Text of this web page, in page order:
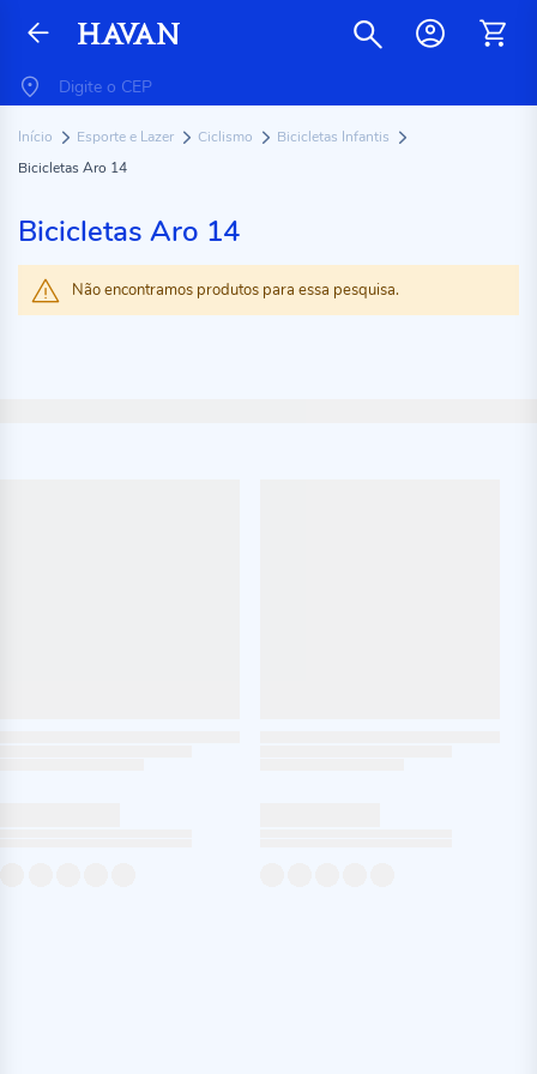
Início Esporte e Lazer Ciclismo
Bicicletas Infantis
Bicicletas Aro 14
Bicicletas Aro 14
Não encontramos produtos para essa pesquisa.